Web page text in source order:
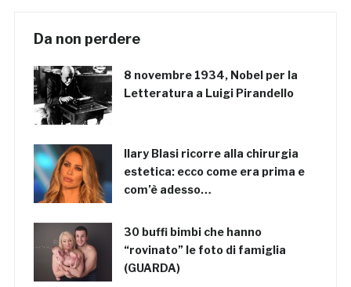
Da non perdere
8 novembre 1934, Nobel per la
Letteratura a Luigi Pirandello
Ilary Blasi ricorre alla chirurgia
estetica: ecco come era prima e
com’è adesso…
30 buffi bimbi che hanno
“rovinato” le foto di famiglia
(GUARDA)